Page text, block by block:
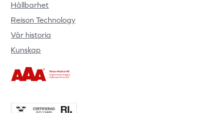
Hållbarhet
Reison Technology
Vår historia
Kunskap